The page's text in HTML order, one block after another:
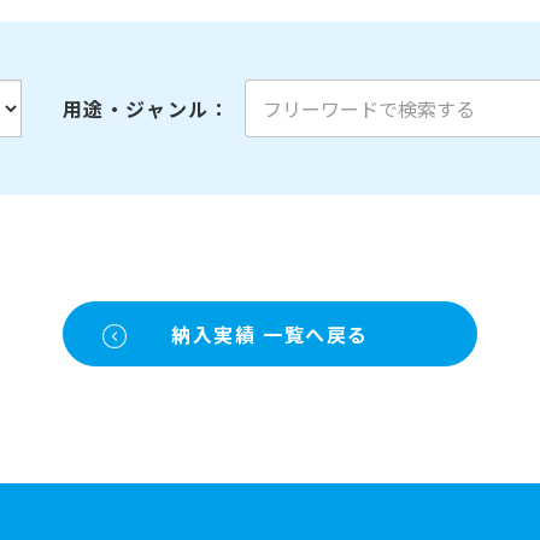
用途・ジャンル ：
納入実績 一覧へ戻る